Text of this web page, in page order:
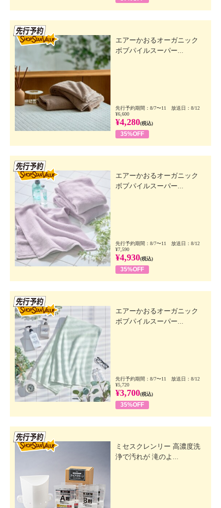
エアーかおるオーガニック
ボブパイルスーパー...
先行予約期間：8/7〜11 放送日：8/12
¥6,600
¥4,280(税込)
35%OFF
エアーかおるオーガニック
ボブパイルスーパー...
先行予約期間：8/7〜11 放送日：8/12
¥7,590
¥4,930(税込)
35%OFF
エアーかおるオーガニック
ボブパイルスーパー...
先行予約期間：8/7〜11 放送日：8/12
¥5,720
¥3,700(税込)
35%OFF
ミセスクレンリー 高濃度洗
浄で汚れが 滝のよ...